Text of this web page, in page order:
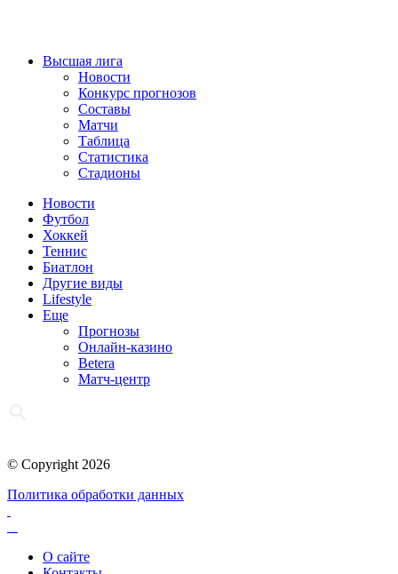
Высшая лига
Новости
Конкурс прогнозов
Составы
Матчи
Таблица
Статистика
Стадионы
Новости
Футбол
Хоккей
Теннис
Биатлон
Другие виды
Lifestyle
Еще
Прогнозы
Онлайн-казино
Betera
Матч-центр
© Copyright 2026
Политика обработки данных
О сайте